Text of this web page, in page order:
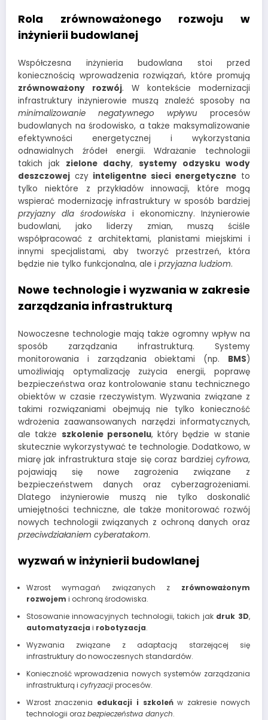
Rola zrównoważonego rozwoju w
inżynierii budowlanej
Współczesna inżynieria budowlana stoi przed
koniecznością wprowadzenia rozwiązań, które promują
zrównoważony rozwój. W kontekście modernizacji
infrastruktury inżynierowie muszą znaleźć sposoby na
minimalizowanie negatywnego wpływu procesów
budowlanych na środowisko, a także maksymalizowanie
efektywności energetycznej i wykorzystania
odnawialnych źródeł energii. Wdrażanie technologii
takich jak zielone dachy, systemy odzysku wody
deszczowej czy inteligentne sieci energetyczne to
tylko niektóre z przykładów innowacji, które mogą
wspierać modernizację infrastruktury w sposób bardziej
przyjazny dla środowiska i ekonomiczny. Inżynierowie
budowlani, jako liderzy zmian, muszą ściśle
współpracować z architektami, planistami miejskimi i
innymi specjalistami, aby tworzyć przestrzeń, która
będzie nie tylko funkcjonalna, ale i przyjazna ludziom.
Nowe technologie i wyzwania w zakresie
zarządzania infrastrukturą
Nowoczesne technologie mają także ogromny wpływ na
sposób zarządzania infrastrukturą. Systemy
monitorowania i zarządzania obiektami (np. BMS)
umożliwiają optymalizację zużycia energii, poprawę
bezpieczeństwa oraz kontrolowanie stanu technicznego
obiektów w czasie rzeczywistym. Wyzwania związane z
takimi rozwiązaniami obejmują nie tylko konieczność
wdrożenia zaawansowanych narzędzi informatycznych,
ale także szkolenie personelu, który będzie w stanie
skutecznie wykorzystywać te technologie. Dodatkowo, w
miarę jak infrastruktura staje się coraz bardziej cyfrowa,
pojawiają się nowe zagrożenia związane z
bezpieczeństwem danych oraz cyberzagrożeniami.
Dlatego inżynierowie muszą nie tylko doskonalić
umiejętności techniczne, ale także monitorować rozwój
nowych technologii związanych z ochroną danych oraz
przeciwdziałaniem cyberatakom.
wyzwań w inżynierii budowlanej
Wzrost wymagań związanych z zrównoważonym
rozwojem i ochroną środowiska.
Stosowanie innowacyjnych technologii, takich jak druk 3D,
automatyzacja i robotyzacja.
Wyzwania związane z adaptacją starzejącej się
infrastruktury do nowoczesnych standardów.
Konieczność wprowadzenia nowych systemów zarządzania
infrastrukturą i cyfryzacjiprocesów.
Wzrost znaczenia edukacji i szkoleńw zakresie nowych
technologii orazbezpieczeństwa danych.